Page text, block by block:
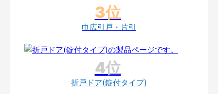
巾広引戸・片引
折戸ドア(錠付タイプ)